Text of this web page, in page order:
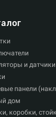
и датчики
панели
дом
коробки,